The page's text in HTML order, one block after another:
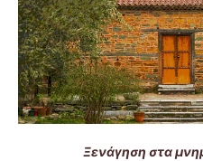
Ξενάγηση στα